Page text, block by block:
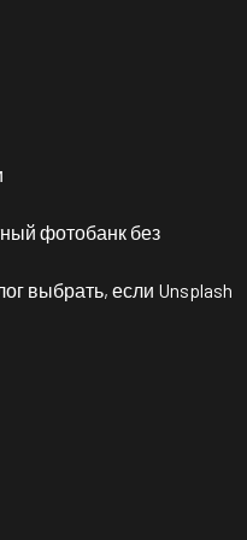
фотобанк без
выбрать, если Unsplash